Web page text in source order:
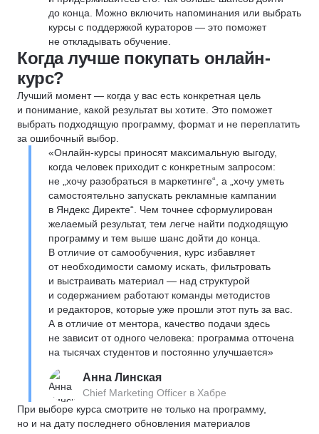
до конца. Можно включить напоминания или выбрать
курсы с поддержкой кураторов — это поможет
не откладывать обучение.
Когда лучше покупать онлайн-
курс?
Лучший момент — когда у вас есть конкретная цель
и понимание, какой результат вы хотите. Это поможет
выбрать подходящую программу, формат и не переплатить
за ошибочный выбор.
«Онлайн-курсы приносят максимальную выгоду,
когда человек приходит с конкретным запросом:
не „хочу разобраться в маркетинге“, а „хочу уметь
самостоятельно запускать рекламные кампании
в Яндекс Директе“. Чем точнее сформулирован
желаемый результат, тем легче найти подходящую
программу и тем выше шанс дойти до конца.
В отличие от самообучения, курс избавляет
от необходимости самому искать, фильтровать
и выстраивать материал — над структурой
и содержанием работают команды методистов
и редакторов, которые уже прошли этот путь за вас.
А в отличие от ментора, качество подачи здесь
не зависит от одного человека: программа отточена
на тысячах студентов и постоянно улучшается»
Анна Линская
Chief Marketing Officer в Хабре
При выборе курса смотрите не только на программу,
но и на дату последнего обновления материалов